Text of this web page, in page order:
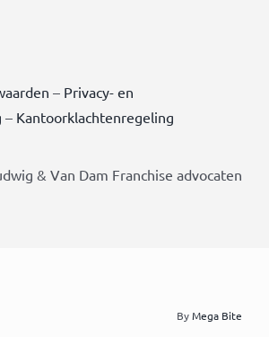
– Privacy- en
– Kantoorklachtenregeling
& Van Dam Franchise advocaten
ByMega Bite